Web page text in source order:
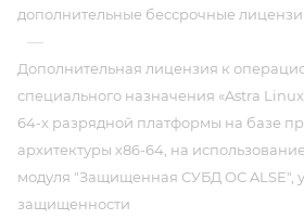
дополнительные бессрочные
—
Дополнительная лицензия к
специального назначения «Astra
64-х разрядной платформы на базе
архитектуры х86-64, на
модуля "Защищенная СУБД ОС ALSE",
защищенности